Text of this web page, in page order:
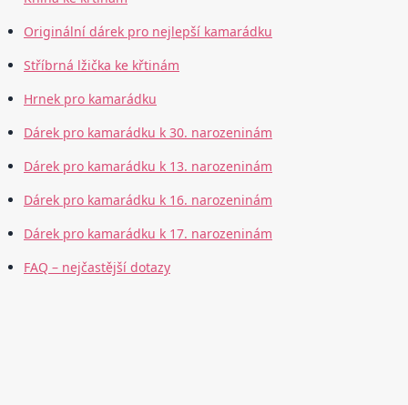
Originální dárek pro nejlepší kamarádku
Stříbrná lžička ke křtinám
Hrnek pro kamarádku
Dárek pro kamarádku k 30. narozeninám
Dárek pro kamarádku k 13. narozeninám
Dárek pro kamarádku k 16. narozeninám
Dárek pro kamarádku k 17. narozeninám
FAQ – nejčastější dotazy